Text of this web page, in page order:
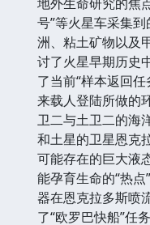
号”等火星车采集
洲、粘土矿物以及
讨了火星早期历史
了当前“样本返回
来载人登陆所做的
卫二与土卫二的海
和土星的卫星恩克
可能存在的巨大液
能孕育生命的“热
器在恩克拉多斯喷
了“欧罗巴快船”任